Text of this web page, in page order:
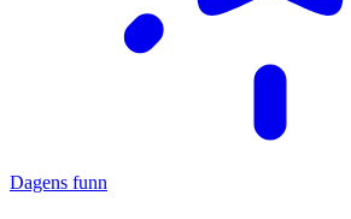
Dagens funn